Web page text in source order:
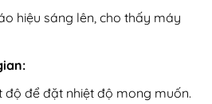
hiệu sáng lên, cho thấy máy
độ để đặt nhiệt độ mong muốn.